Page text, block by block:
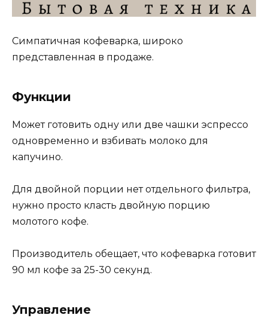
Симпатичная кофеварка, широко
представленная в продаже.
Функции
Может готовить одну или две чашки эспрессо
одновременно и взбивать молоко для
капучино.
Для двойной порции нет отдельного фильтра,
нужно просто класть двойную порцию
молотого кофе.
Производитель обещает, что кофеварка готовит
90 мл кофе за 25-30 секунд.
Управление